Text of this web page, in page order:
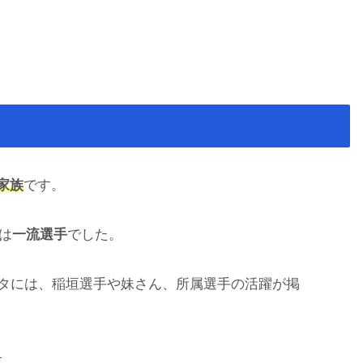
族です。
一流選手でした。
には、稲垣選手や妹さん、所属選手の活躍が掲